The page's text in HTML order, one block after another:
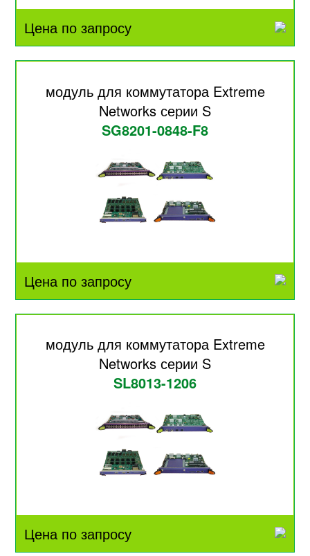
Цена по запросу
модуль для коммутатора Extreme
Networks серии S
SG8201-0848-F8
Цена по запросу
модуль для коммутатора Extreme
Networks серии S
SL8013-1206
Цена по запросу